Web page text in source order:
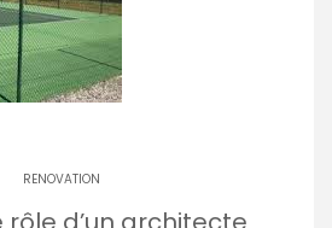
RENOVATION